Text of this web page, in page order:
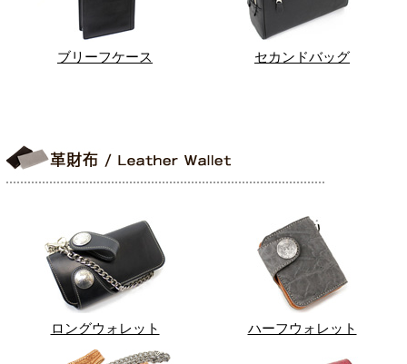
ブリーフケース セカンドバッグ
ロングウォレット ハーフウォレット